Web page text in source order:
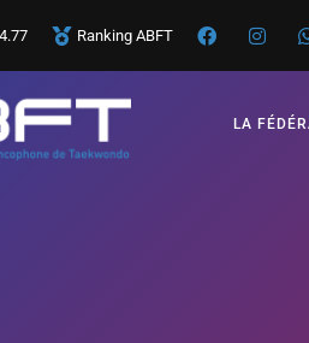
Ranking ABFT
LA